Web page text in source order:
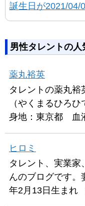
誕生日が2021/04/
男性タレントの
薬丸裕英
タレントの薬丸裕
（やくまるひろ
身地：東京都 血
ヒロミ
タレント、実業家
んのブログです。
年2月13日生ま